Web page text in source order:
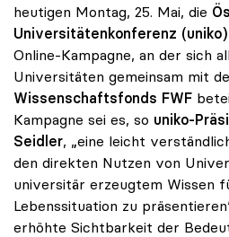
heutigen Montag, 25. Mai, die
Universitätenkonferenz (uniko)
Online-Kampagne, an der sich
Universitäten gemeinsam mit
Wissenschaftsfonds FWF
Kampagne sei es, so uniko-
Seidler, „eine leicht
den direkten Nutzen von
universitär erzeugtem Wissen
Lebenssituation zu
erhöhte Sichtbarkeit der